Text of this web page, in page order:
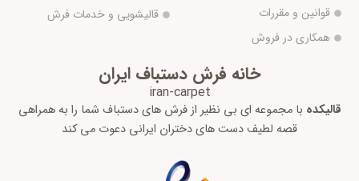
قوانین و مقررات
همکاری در فروش
قالیشویی و خدمات فرش
خانه فرش دستباف ایران
iran-carpet
قالیکده با مجموعه ای بی نظیر از فرش های دستباف شما را به همراهی
قصه لطیف دست های دختران ایرانی دعوت می کند